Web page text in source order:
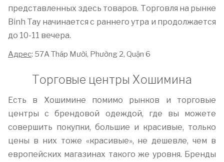
представленных здесь товаров. Торговля на рынке
Binh Tay начинается с раннего утра и продолжается
до 10-11 вечера.
Адрес: 57A Tháp Mười, Phường 2, Quận 6
Торговые центры Хошимина
Есть в Хошимине помимо рынков и торговые
центры с брендовой одеждой, где вы можете
совершить покупки, большие и красивые, только
цены в них тоже «красивые», не дешевле, чем в
европейских магазинах такого же уровня. Бренды